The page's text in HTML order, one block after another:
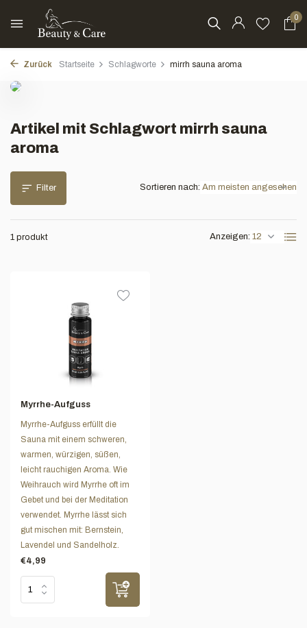
0
Zurück Startseite Schlagworte mirrh sauna aroma
Artikel mit Schlagwort mirrh sauna
aroma
Filter
1 produkt Anzeigen:
Sortieren nach:
Myrrhe-Aufguss
Myrrhe-Aufguss erfüllt die
Sauna mit einem schweren,
warmen, würzigen, süßen,
leicht rauchigen Aroma. Wie
Weihrauch wird Myrrhe oft im
Gebet und bei der Meditation
verwendet. Myrrhe lässt sich
gut mischen mit: Bernstein,
Lavendel und Sandelholz.
€4,99